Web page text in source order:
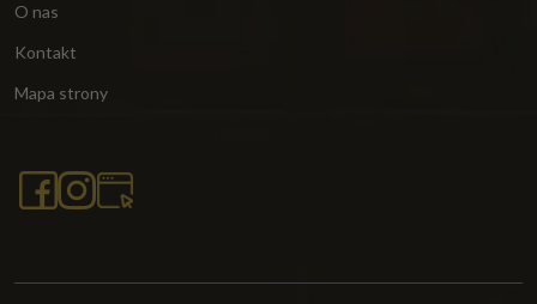
O nas
Kontakt
Mapa strony